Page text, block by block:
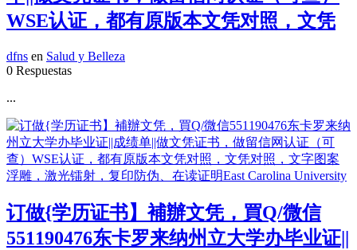
WSE认证，都有原版本文凭对照，文凭
dfns en Salud y Belleza
0 Respuestas
...
订做{学历证书】補辦文凭，買Q/微信
551190476东卡罗来纳州立大学办毕业证||